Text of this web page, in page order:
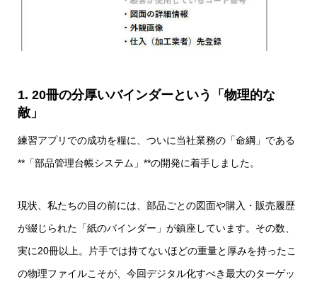
1. 20冊の分厚いバインダーという「物理的な
敵」
練習アプリでの成功を糧に、ついに当社業務の「命綱」である
**「部品管理台帳システム」**の開発に着手しました。
現状、私たちの目の前には、部品ごとの図面や購入・販売履歴
が綴じられた「紙のバインダー」が鎮座しています。その数、
実に20冊以上。片手では持てないほどの重量と厚みを持ったこ
の物理ファイルこそが、今回デジタル化すべき最大のターゲッ